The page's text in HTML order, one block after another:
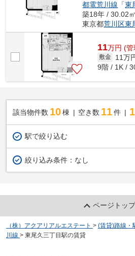
都電荒川線 「東
築18年 / 30.02㎡
東京都荒川区東
11万円 (管
敷金 11万
9階 / 1K /
該当物件数 10棟 空き数 11 件
駅で絞り込む
絞り込み条件： なし
ページトッ
（株）アクアリアルエステート > (賃貸)路線・
川線 > 東尾久三丁目駅の賃貸